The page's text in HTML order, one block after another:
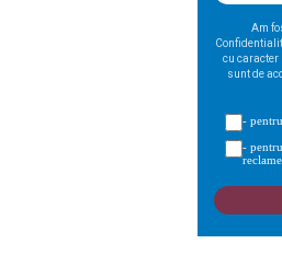
Am
cu caracter
sunt de
-
-